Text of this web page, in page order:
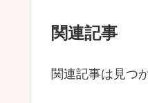
関連記事
関連記事は見つ